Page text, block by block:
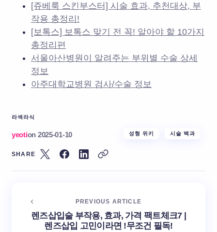
[쥬베룩 스킨부스터] 시술 효과, 추천대상, 부
작용 총정리!
[보톡스] 보톡스 맞기 전 꼭! 알아야 할 10가지
총정리편
서울아산병원이 알려주는 부위별 수술 상세
정보
아주대학교병원 검사/수술 정보
라섹 라식
yeotion 2025-01-10 성형 위키 시술 백과
SHARE
PREVIOUS ARTICLE
렌즈삽입술 부작용, 효과, 가격 팩트체크7 |
렌즈삽입 고민이라면 !무조건 필독!